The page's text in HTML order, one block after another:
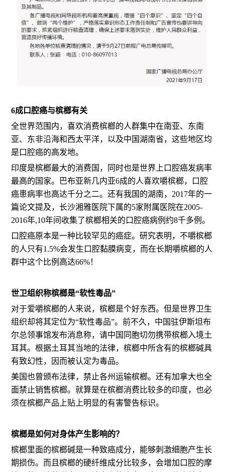
6成口腔癌与槟榔有关
全世界范围内，喜欢消费槟榔的人群集中在南亚、东南
亚、东非沿海和西太平洋，以及中国湖南省，这些地区均
是口腔癌的高发地。
印度是槟榔最大的消费国，同时也是世界上口腔癌发病率
最高的国家。巴布亚新几内亚6成的人喜欢嚼槟榔，口腔
癌患病率也高达千分之二。还有我国的湖南，2017年的一
篇论文提及，长沙湘雅医院下属的5家附属医院在2005-
2016年,10年间收集了槟榔相关的口腔癌病例约8千多例。
口腔癌原本是一种比较罕见的癌症。研究表明，不嚼槟榔
的人只有1.5%会发生口腔黏膜病变，而在长期嚼槟榔的人
群中这个比例高达66%！
世卫组织称槟榔是“软性毒品”
对于爱嚼槟榔的人来说，槟榔是个好东西。但是世界卫生
组织却将其定位为“软性毒品”。前不久，中国驻伊斯坦布
尔总领事馆发布消息称，请中国同胞切勿携带槟榔入境土
耳其。根据土耳其当地的法律，槟榔中所含有的槟榔碱具
有致幻性，因而被认定为毒品。
美国也曾颁布法律，禁止各州运输槟榔。还有加拿大也全
面禁止销售槟榔。就算是在槟榔消费比较多的印度，也必
须在槟榔产品上贴上明显的有害警告标识。
槟榔是如何对身体产生影响的？
槟榔里面的槟榔碱是一种致癌成分，能够刺激细胞产生长
期损伤。而且槟榔的硬纤维成分比较多，会增加口腔的摩